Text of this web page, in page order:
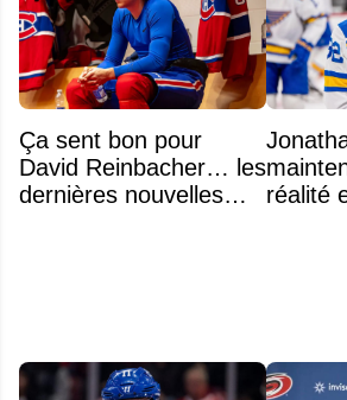
Ça sent bon pour
David Reinbacher… les
dernières nouvelles
réalité